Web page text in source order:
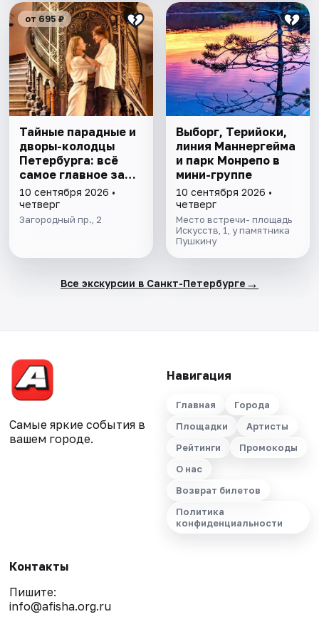
от 695 ₽
Тайные парадные и
дворы-колодцы
Петербурга: всё
самое главное за
1,5 часа
10 сентября 2026 •
четверг
Загородный пр., 2
Выборг, Терийоки,
линия Маннергейма
и парк Монрепо в
мини-группе
10 сентября 2026 •
четверг
Место встречи- площадь
Искусств, 1, у памятника
Пушкину
Все экскурсии в Санкт-Петербурге →
Самые яркие события в
вашем городе.
Навигация
Главная
Города
Площадки
Артисты
Рейтинги
Промокоды
О нас
Возврат билетов
Политика
конфиденциальности
Контакты
Пишите:
info@afisha.org.ru